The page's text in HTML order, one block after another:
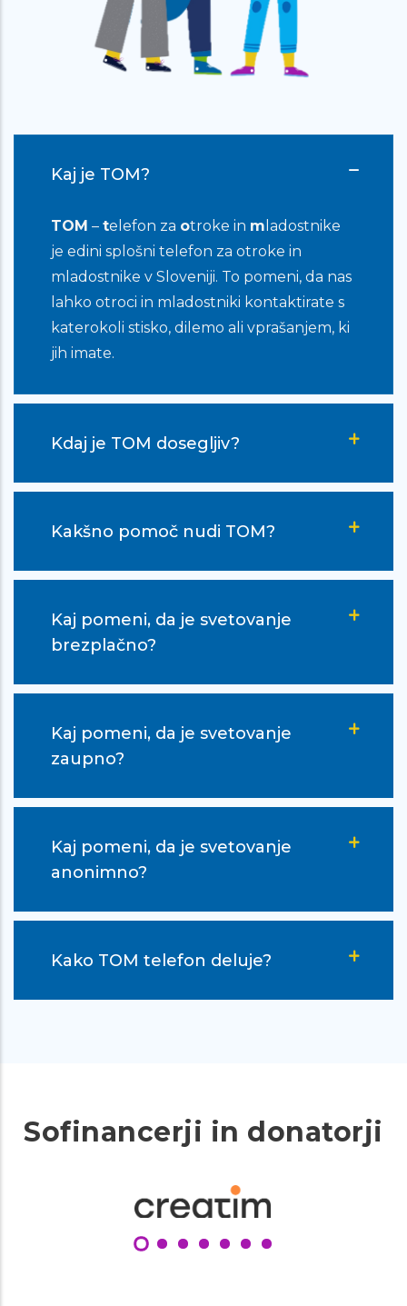
me ne jemljejo resno, kot me ne
mama. Upam, da kar sem napisal, ni
prevelika zmešnjava. Vem, da niste
pišem (kot sem že prej napisal),
pomaga.
Zelo veliko mi pomeni, da se nekdo
pogovarja z mano na takšen način kot
se vi, da verjamete da mi lahko uspe
zahvalila za pogovor in podporo, to
Ful je boljši občutek k nekomu poveš
vse kar ti leži na srcu, kakor da bi
dvigoval uteži in jih pol ves olajšan
vzela ta čas, ki bi ga lahko velik boljše
preživela, zame, da si me poslušala,
ker mi to res velik pomen. Ful mi je
lažje, pač hvala ker ste! Hvala ker ste
ki jih sama verjetno ne bi mogla. Ful
Kaj je TOM?
TOM – telefon za otroke in m ladostnike
je edini splošni telefon za otroke in
mladostnike v Sloveniji. To pomeni, da nas
lahko otroci in mladostniki kontaktirate s
katerokoli stisko, dilemo ali vprašanjem, ki
jih imate.
Kdaj je TOM dosegljiv?
Kakšno pomoč nudi TOM?
Kaj pomeni, da je svetovanje
brezplačno?
Kaj pomeni, da je svetovanje
zaupno?
Kaj pomeni, da je svetovanje
anonimno?
Kako TOM telefon deluje?
Sofinancerji in donatorji